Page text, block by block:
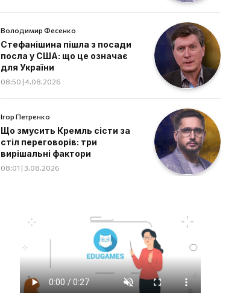
Володимир Фесенко
Стефанішина пішла з посади
посла у США: що це означає
для України
08:50 | 4.08.2026
Ігор Петренко
Що змусить Кремль сісти за
стіл переговорів: три
вирішальні фактори
08:01 | 3.08.2026